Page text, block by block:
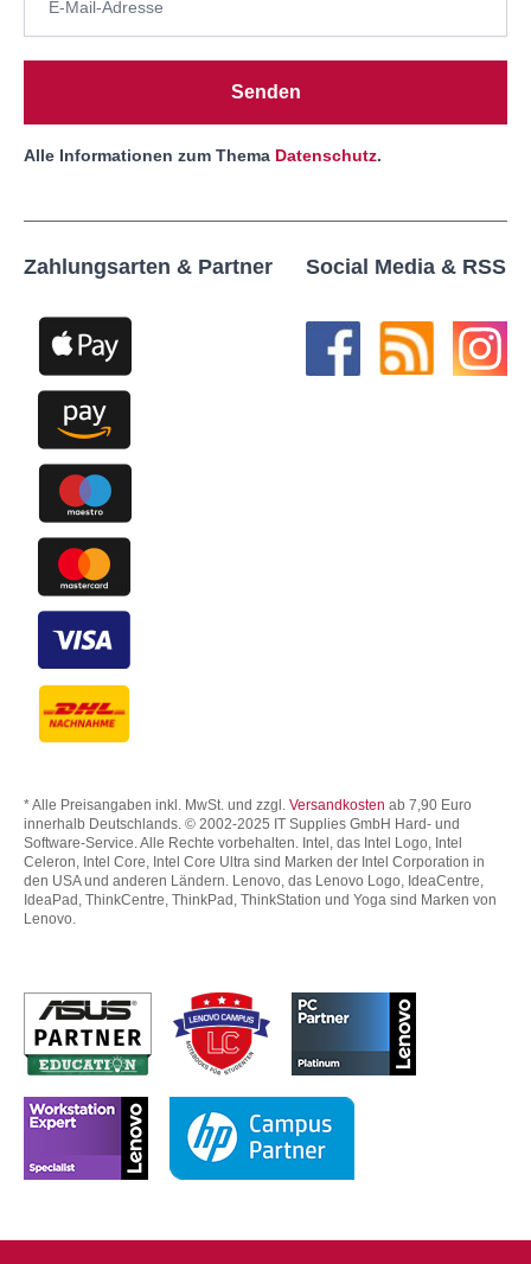
Senden
Alle Informationen zum Thema Datenschutz.
Zahlungsarten & Partner Social Media & RSS
* Alle Preisangaben inkl. MwSt. und zzgl. Versandkosten ab 7,90 Euro
innerhalb Deutschlands. © 2002-2025 IT Supplies GmbH Hard- und
Software-Service. Alle Rechte vorbehalten. Intel, das Intel Logo, Intel
Celeron, Intel Core, Intel Core Ultra sind Marken der Intel Corporation in
den USA und anderen Ländern. Lenovo, das Lenovo Logo, IdeaCentre,
IdeaPad, ThinkCentre, ThinkPad, ThinkStation und Yoga sind Marken von
Lenovo.